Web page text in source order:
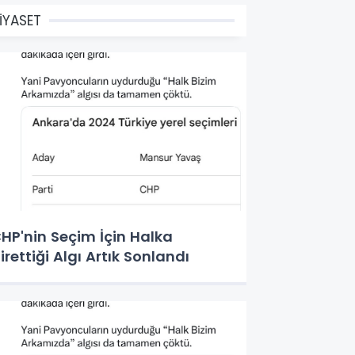
Seçim İçin Halka
Algı Artık Sonlandı